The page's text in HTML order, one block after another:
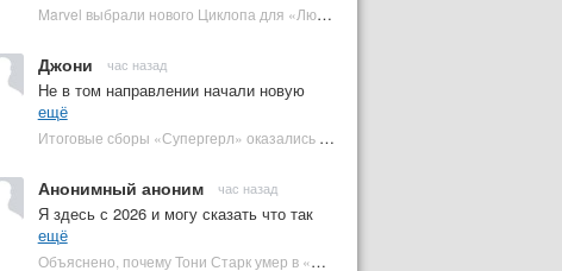
Marvel выбрали нового Циклопа для «Людей Икс» | Plugged In Ru
Джони час назад
Не в том направлении начали новую
ещё
Итоговые сборы «Супергерл» оказались худшими для DC за два десятилетия | Plugged In Ru
Анонимный аноним час назад
Я здесь с 2026 и могу сказать что так
ещё
Объяснено, почему Тони Старк умер в «Мстителях: Финал» вместо Стива Роджерса